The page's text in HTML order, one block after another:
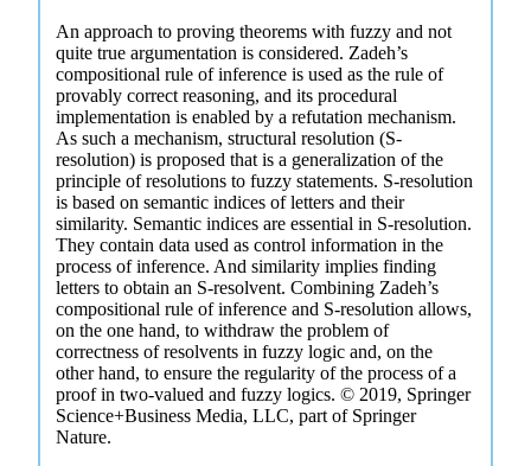
An approach to proving theorems with fuzzy and not
quite true argumentation is considered. Zadeh’s
compositional rule of inference is used as the rule of
provably correct reasoning, and its procedural
implementation is enabled by a refutation mechanism.
As such a mechanism, structural resolution (S-
resolution) is proposed that is a generalization of the
principle of resolutions to fuzzy statements. S-resolution
is based on semantic indices of letters and their
similarity. Semantic indices are essential in S-resolution.
They contain data used as control information in the
process of inference. And similarity implies finding
letters to obtain an S-resolvent. Combining Zadeh’s
compositional rule of inference and S-resolution allows,
on the one hand, to withdraw the problem of
correctness of resolvents in fuzzy logic and, on the
other hand, to ensure the regularity of the process of a
proof in two-valued and fuzzy logics. © 2019, Springer
Science+Business Media, LLC, part of Springer
Nature.